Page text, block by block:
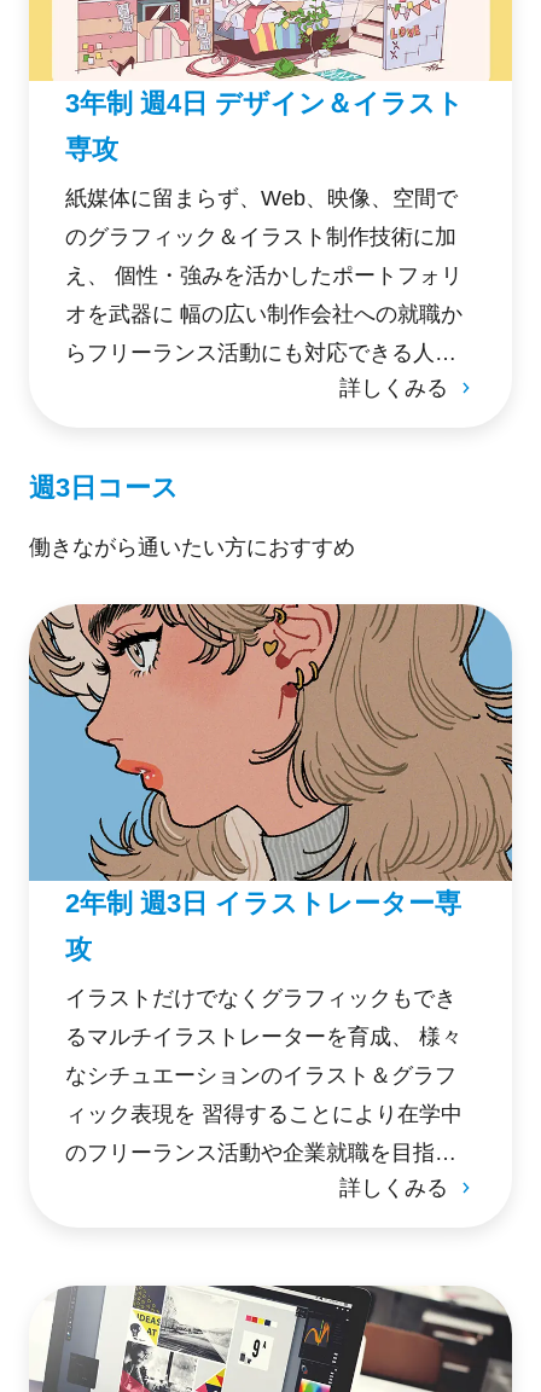
3年制 週4日 デザイン＆イラスト
専攻
紙媒体に留まらず、Web、映像、空間で
のグラフィック＆イラスト制作技術に加
え、 個性・強みを活かしたポートフォリ
オを武器に 幅の広い制作会社への就職か
らフリーランス活動にも対応できる人材
詳しくみる
週3日コース
働きながら通いたい方におすすめ
2年制 週3日 イラストレーター専
攻
イラストだけでなくグラフィックもでき
るマルチイラストレーターを育成、 様々
なシチュエーションのイラスト＆グラフ
ィック表現を 習得することにより在学中
のフリーランス活動や企業就職を目指
詳しくみる